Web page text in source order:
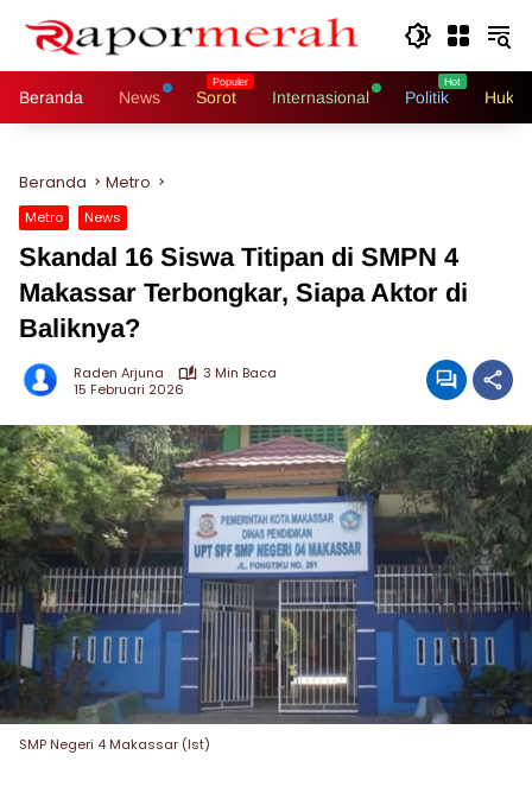
Beranda News Sorot Internasional Politik
Beranda Metro
Metro News
Skandal 16 Siswa Titipan di SMPN 4
Makassar Terbongkar, Siapa Aktor di
Baliknya?
Raden Arjuna
3 Min Baca
15 Februari 2026
SMP Negeri 4 Makassar (Ist)